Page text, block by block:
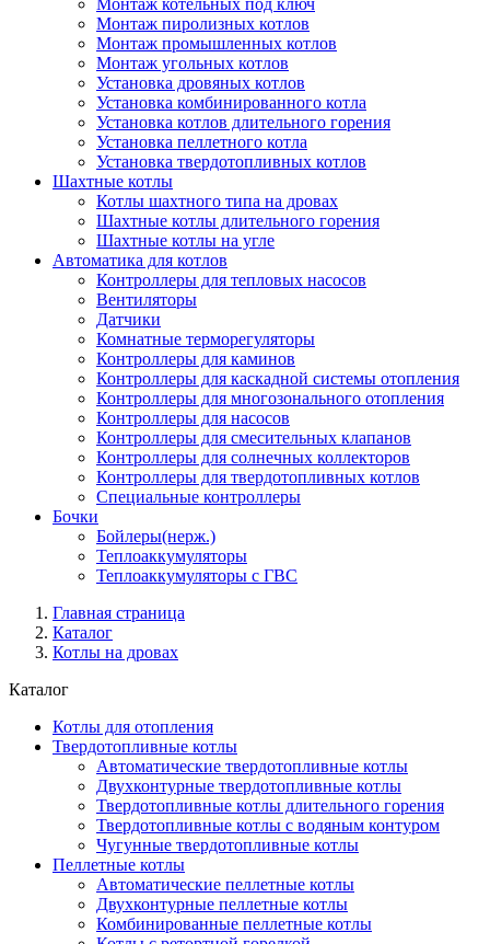
Монтаж котельных под ключ
Монтаж пиролизных котлов
Монтаж промышленных котлов
Монтаж угольных котлов
Установка дровяных котлов
Установка комбинированного котла
Установка котлов длительного горения
Установка пеллетного котла
Установка твердотопливных котлов
Шахтные котлы
Котлы шахтного типа на дровах
Шахтные котлы длительного горения
Шахтные котлы на угле
Автоматика для котлов
Контроллеры для тепловых насосов
Вентиляторы
Датчики
Комнатные терморегуляторы
Контроллеры для каминов
Контроллеры для каскадной системы отопления
Контроллеры для многозонального отопления
Контроллеры для насосов
Контроллеры для смесительных клапанов
Контроллеры для солнечных коллекторов
Контроллеры для твердотопливных котлов
Специальные контроллеры
Бочки
Бойлеры(нерж.)
Теплоаккумуляторы
Теплоаккумуляторы с ГВС
Главная страница
Каталог
Котлы на дровах
Каталог
Котлы для отопления
Твердотопливные котлы
Автоматические твердотопливные котлы
Двухконтурные твердотопливные котлы
Твердотопливные котлы длительного горения
Твердотопливные котлы с водяным контуром
Чугунные твердотопливные котлы
Пеллетные котлы
Автоматические пеллетные котлы
Двухконтурные пеллетные котлы
Комбинированные пеллетные котлы